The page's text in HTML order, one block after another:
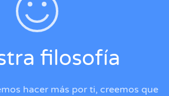
filosofía
hacer más por ti, creemos que